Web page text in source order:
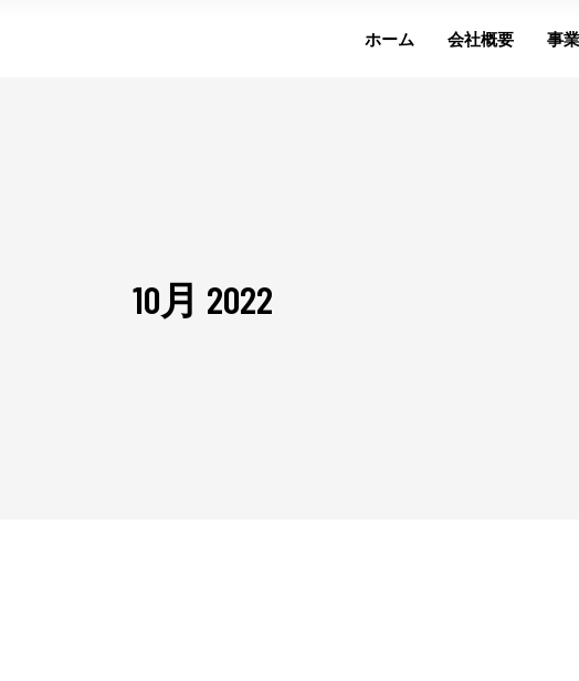
ホーム 会社概要 事
10月 2022